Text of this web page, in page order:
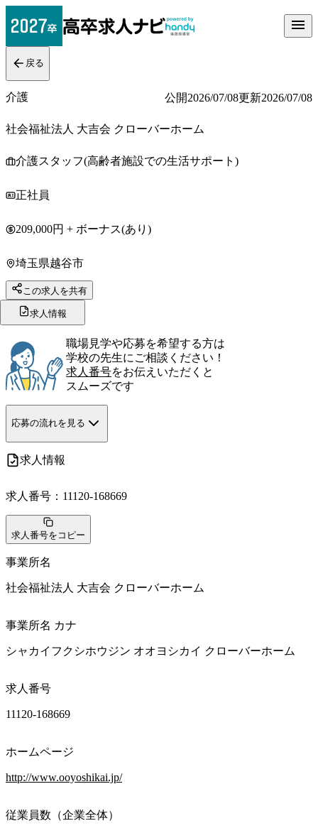
戻る
介護 公開2026/07/08更新2026/07/08
社会福祉法人 大吉会 クローバーホーム
介護スタッフ(高齢者施設での生活サポート)
正社員
209,000円 + ボーナス(あり)
埼玉県越谷市
この求人を共有
求人情報
職場見学や応募を希望する方は
学校の先生にご相談ください！
求人番号をお伝えいただくと
スムーズです
応募の流れを見る
求人情報
求人番号： 11120-168669
求人番号をコピー
事業所名
社会福祉法人 大吉会 クローバーホーム
事業所名 カナ
シャカイフクシホウジン オオヨシカイ クローバーホーム
求人番号
11120-168669
ホームページ
http://www.ooyoshikai.jp/
従業員数（企業全体）